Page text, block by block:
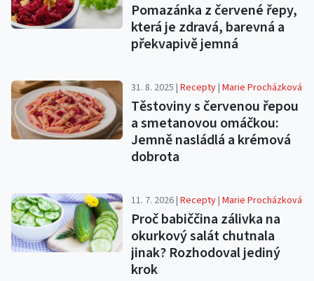
Pomazánka z červené řepy,
která je zdravá, barevná a
překvapivě jemná
31. 8. 2025 |Recepty|Marie Procházková
Těstoviny s červenou řepou
a smetanovou omáčkou:
Jemně nasládlá a krémová
dobrota
11. 7. 2026 |Recepty|Marie Procházková
Proč babiččina zálivka na
okurkový salát chutnala
jinak? Rozhodoval jediný
krok